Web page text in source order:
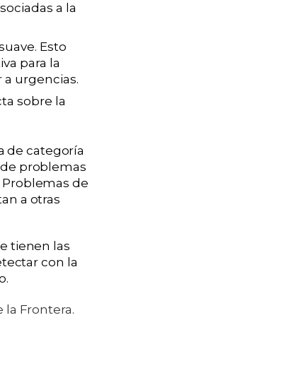
a la
Esto
para la
urgencias.
sobre la
de categoría
problemas
de
a otras
tienen las
con la
la Frontera.